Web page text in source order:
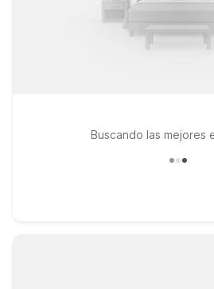
Buscando las mejores